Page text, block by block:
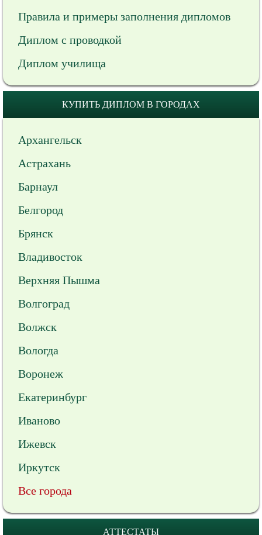
Правила и примеры заполнения дипломов
Диплом с проводкой
Диплом училища
КУПИТЬ ДИПЛОМ В ГОРОДАХ
Архангельск
Астрахань
Барнаул
Белгород
Брянск
Владивосток
Верхняя Пышма
Волгоград
Волжск
Вологда
Воронеж
Екатеринбург
Иваново
Ижевск
Иркутск
Все города
АТТЕСТАТЫ